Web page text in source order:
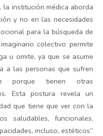
la institución médica aborda
y no en las necesidades
para la búsqueda de
colectivo permite
u omite, ya que se asume
a las personas que sufren
porque tienen otras
Esta postura revela un
que tiene que ver con la
saludables, funcionales,
incluso, estéticos”